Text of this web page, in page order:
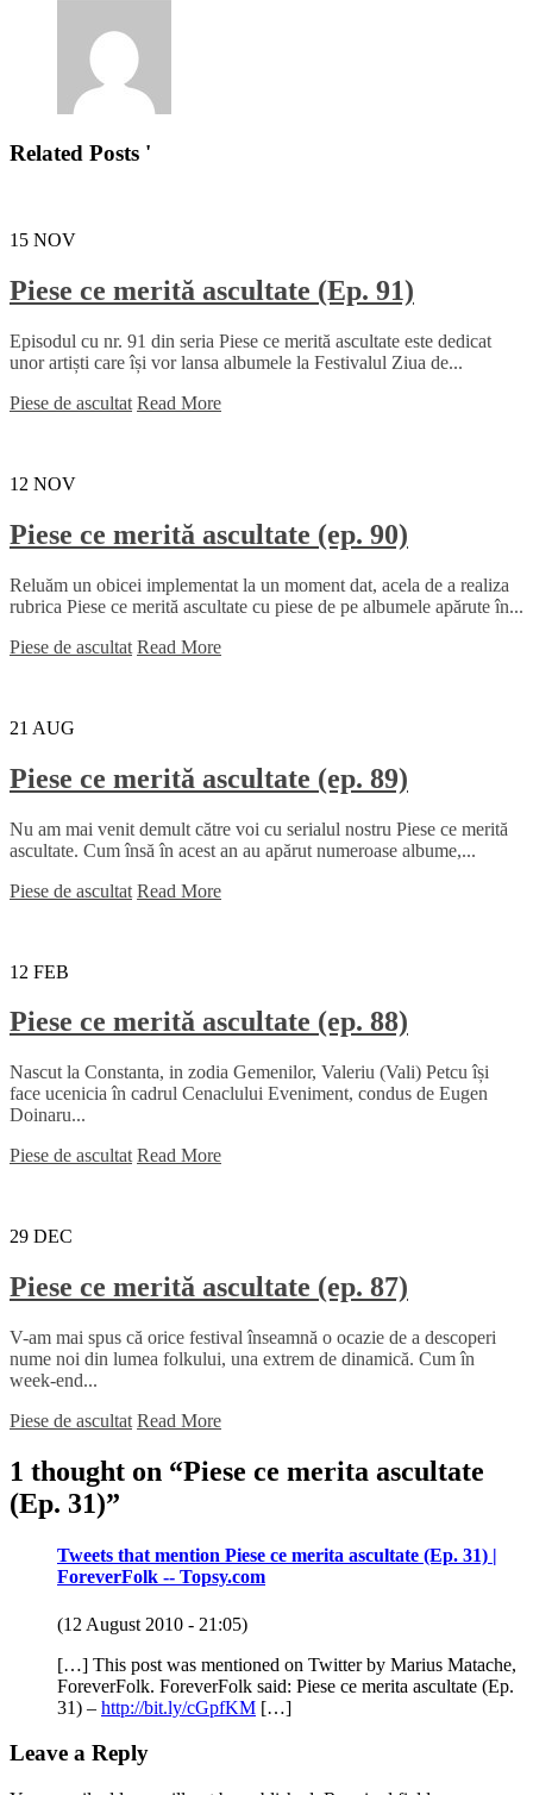
Related Posts '
15 NOV
Piese ce merită ascultate (Ep. 91)
Episodul cu nr. 91 din seria Piese ce merită ascultate este dedicat
unor artiști care își vor lansa albumele la Festivalul Ziua de...
Piese de ascultat Read More
12 NOV
Piese ce merită ascultate (ep. 90)
Reluăm un obicei implementat la un moment dat, acela de a realiza
rubrica Piese ce merită ascultate cu piese de pe albumele apărute în...
Piese de ascultat Read More
21 AUG
Piese ce merită ascultate (ep. 89)
Nu am mai venit demult către voi cu serialul nostru Piese ce merită
ascultate. Cum însă în acest an au apărut numeroase albume,...
Piese de ascultat Read More
12 FEB
Piese ce merită ascultate (ep. 88)
Nascut la Constanta, in zodia Gemenilor, Valeriu (Vali) Petcu își
face ucenicia în cadrul Cenaclului Eveniment, condus de Eugen
Doinaru...
Piese de ascultat Read More
29 DEC
Piese ce merită ascultate (ep. 87)
V-am mai spus că orice festival înseamnă o ocazie de a descoperi
nume noi din lumea folkului, una extrem de dinamică. Cum în
week-end...
Piese de ascultat Read More
1 thought on “Piese ce merita ascultate
(Ep. 31)”
Tweets that mention Piese ce merita ascultate (Ep. 31) |
ForeverFolk -- Topsy.com
(12 August 2010 - 21:05)
[…] This post was mentioned on Twitter by Marius Matache,
ForeverFolk. ForeverFolk said: Piese ce merita ascultate (Ep.
31) – http://bit.ly/cGpfKM […]
Leave a Reply